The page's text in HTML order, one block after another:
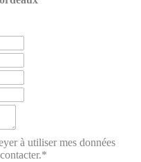
à utiliser mes données